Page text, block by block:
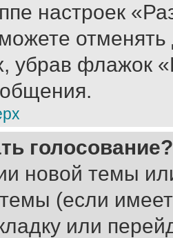
настроек
убрав флажок
голосование?
новой темы
(если
или